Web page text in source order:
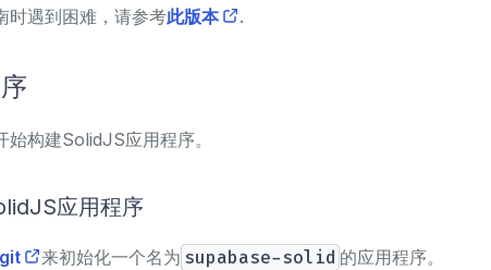
时遇到困难，请参考此版本 .
始构建SolidJS应用程序。
应用程序
来初始化一个名为 supabase-solid 的应用程序。